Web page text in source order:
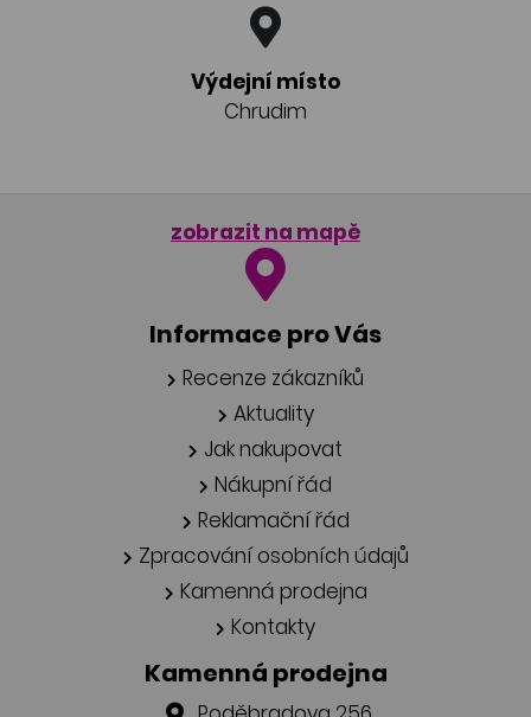
Výdejní místo
Chrudim
zobrazit na mapě
Informace pro Vás
Recenze zákazníků
Aktuality
Jak nakupovat
Nákupní řád
Reklamační řád
Zpracování osobních údajů
Kamenná prodejna
Kontakty
Kamenná prodejna